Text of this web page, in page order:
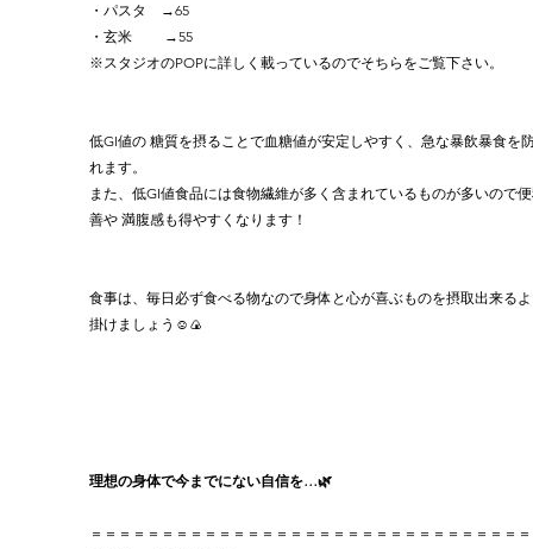
・パスタ    →65
・玄米         →55
※スタジオのPOPに詳しく載っているのでそちらをご覧下さい。
低GI値の 糖質を摂ることで血糖値が安定しやすく、急な暴飲暴食を
れます。
また、低GI値食品には食物繊維が多く含まれているものが多いので
善や 満腹感も得やすくなります！
食事は、毎日必ず食べる物なので身体と心が喜ぶものを摂取出来る
掛けましょう☺️🍙
理想の身体で今までにない自信を…🌿‬
＝＝＝＝＝＝＝＝＝＝＝＝＝＝＝＝＝＝＝＝＝＝＝＝＝＝＝＝＝＝